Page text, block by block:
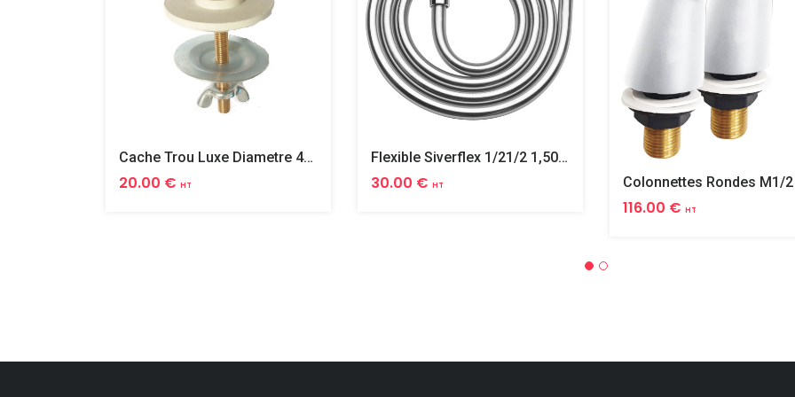
Cache Trou Luxe Diametre 40 Laiton
20.00 € HT
Flexible Siverflex 1/21/2 1,50m Tournant
30.00 € HT
116.00 € HT